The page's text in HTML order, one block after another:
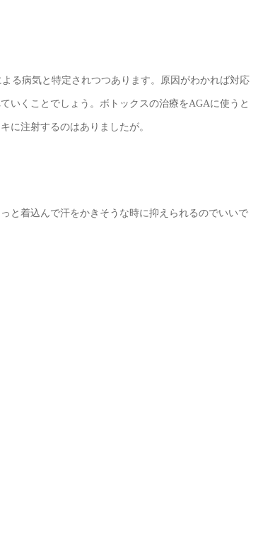
る病気と特定されつつあります。原因がわかれば対応
いくことでしょう。ボトックスの治療をAGAに使うと
に注射するのはありましたが。
と着込んで汗をかきそうな時に抑えられるのでいいで